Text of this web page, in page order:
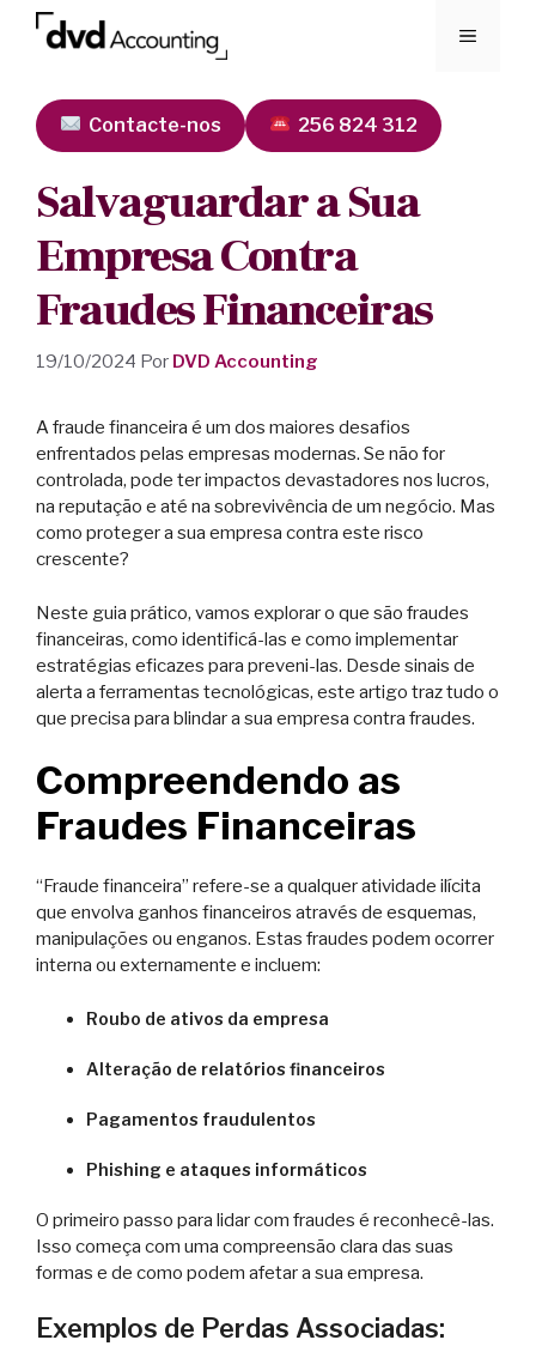
Contacte-nos 256 824 312
Salvaguardar a Sua
Empresa Contra
Fraudes Financeiras
19/10/2024 Por DVD Accounting
A fraude financeira é um dos maiores desafios
enfrentados pelas empresas modernas. Se não for
controlada, pode ter impactos devastadores nos lucros,
na reputação e até na sobrevivência de um negócio. Mas
como proteger a sua empresa contra este risco
crescente?
Neste guia prático, vamos explorar o que são fraudes
financeiras, como identificá-las e como implementar
estratégias eficazes para preveni-las. Desde sinais de
alerta a ferramentas tecnológicas, este artigo traz tudo o
que precisa para blindar a sua empresa contra fraudes.
Compreendendo as
Fraudes Financeiras
“Fraude financeira” refere-se a qualquer atividade ilícita
que envolva ganhos financeiros através de esquemas,
manipulações ou enganos. Estas fraudes podem ocorrer
interna ou externamente e incluem:
Roubo de ativos da empresa
Alteração de relatórios financeiros
Pagamentos fraudulentos
Phishing e ataques informáticos
O primeiro passo para lidar com fraudes é reconhecê-las.
Isso começa com uma compreensão clara das suas
formas e de como podem afetar a sua empresa.
Exemplos de Perdas Associadas: